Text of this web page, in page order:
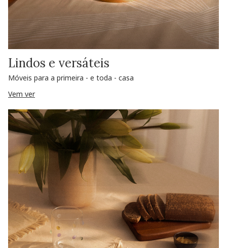
Lindos e versáteis
Móveis para a primeira - e toda - casa
Vem ver